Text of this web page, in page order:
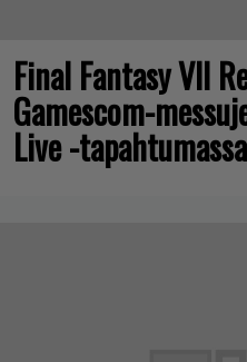
Final Fantasy VII
Gamescom-
Live -tapahtumassa